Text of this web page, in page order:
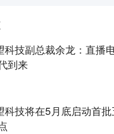
科技副总裁余龙：直播
到来
科技将在5月底启动首